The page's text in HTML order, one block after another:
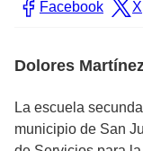
Facebook X
Dolores
La escuela
municipio de San